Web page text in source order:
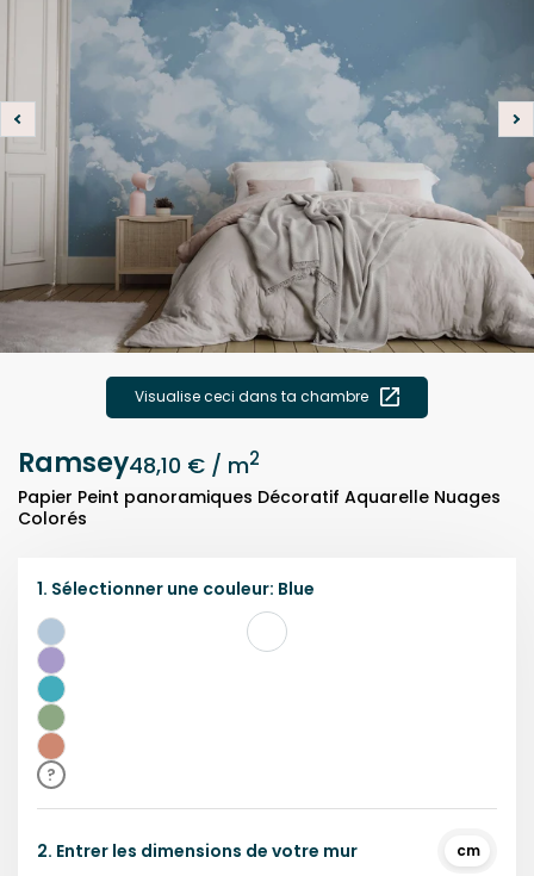
Visualise ceci dans ta chambre
Ramsey48,10 € / m2
Papier Peint panoramiques Décoratif Aquarelle Nuages
Colorés
1. Sélectionner une couleur: Blue
Bleu
Violet
Bleu
Sarcelle
Vert
Rouge
?
2. Entrer les dimensions de votre mur cm